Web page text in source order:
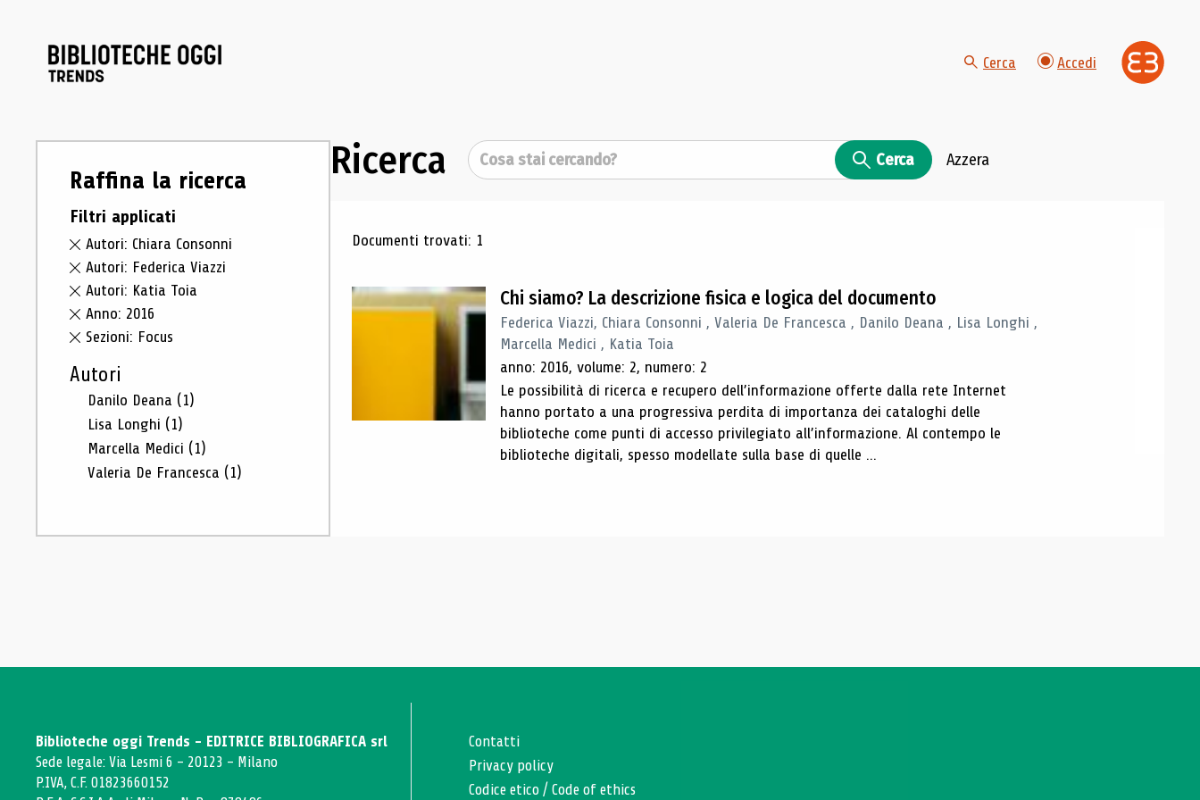
Cerca Accedi
Raffina la ricerca
Filtri applicati
Autori: Chiara Consonni
Autori: Federica Viazzi
Autori: Katia Toia
Anno: 2016
Sezioni: Focus
Autori
Danilo Deana (1)
Lisa Longhi (1)
Marcella Medici (1)
Valeria De Francesca (1)
Ricerca Cerca Cerca Azzera
Risultati di ricerca
Documenti trovati: 1
Chi siamo? La descrizione fisica e logica del documento
Federica Viazzi, Chiara Consonni , Valeria De Francesca , Danilo Deana , Lisa Longhi ,
Marcella Medici , Katia Toia
anno: 2016, volume: 2, numero: 2
Le possibilità di ricerca e recupero dell’informazione offerte dalla rete Internet
hanno portato a una progressiva perdita di importanza dei cataloghi delle
biblioteche come punti di accesso privilegiato all’informazione. Al contempo le
biblioteche digitali, spesso modellate sulla base di quelle ...
Biblioteche oggi Trends - EDITRICE BIBLIOGRAFICA srl
Sede legale: Via Lesmi 6 - 20123 - Milano
P.IVA, C.F. 01823660152
Contatti
Privacy policy
Codice etico /Code of ethics